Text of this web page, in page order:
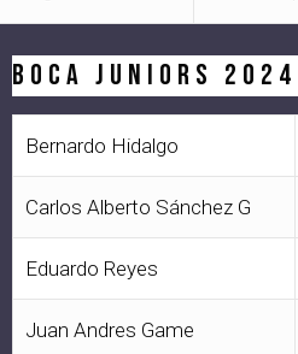
BOCA JUNIORS 2024
Bernardo Hidalgo
Carlos Alberto Sánchez G
Eduardo Reyes
Juan Andres Game